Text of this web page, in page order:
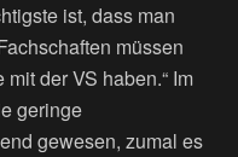
ist, dass man
müssen
der VS haben.“ Im
geringe
gewesen, zumal es